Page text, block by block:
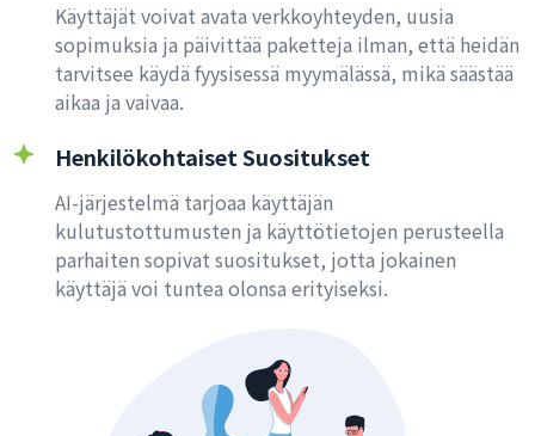
Käyttäjät voivat avata verkkoyhteyden, uusia
sopimuksia ja päivittää paketteja ilman, että heidän
tarvitsee käydä fyysisessä myymälässä, mikä säästää
aikaa ja vaivaa.
Henkilökohtaiset Suositukset
AI-järjestelmä tarjoaa käyttäjän
kulutustottumusten ja käyttötietojen perusteella
parhaiten sopivat suositukset, jotta jokainen
käyttäjä voi tuntea olonsa erityiseksi.